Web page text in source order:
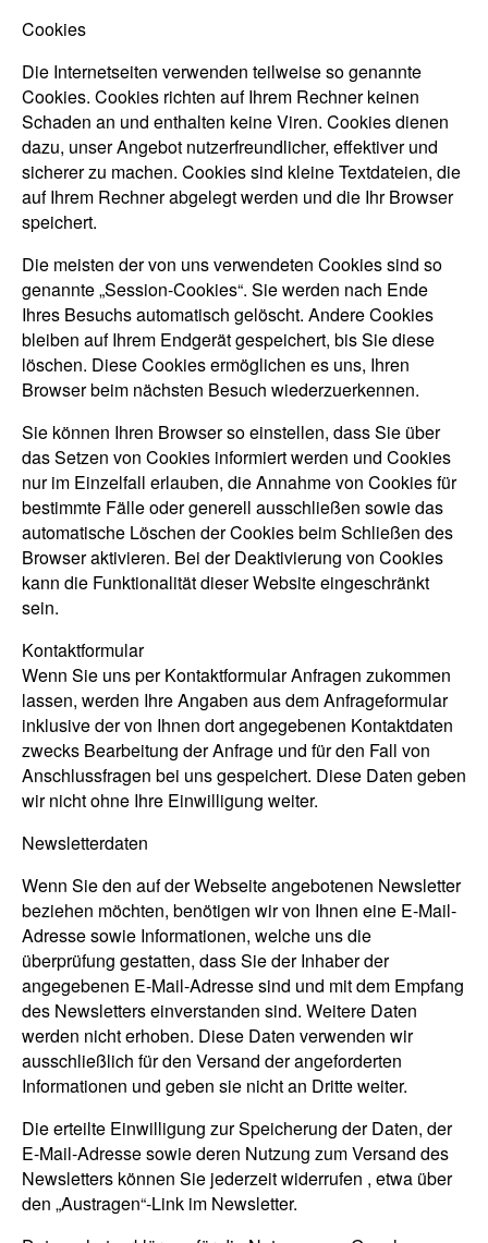
Cookies
Die Internetseiten verwenden teilweise so genannte
Cookies. Cookies richten auf Ihrem Rechner keinen
Schaden an und enthalten keine Viren. Cookies dienen
dazu, unser Angebot nutzerfreundlicher, effektiver und
sicherer zu machen. Cookies sind kleine Textdateien, die
auf Ihrem Rechner abgelegt werden und die Ihr Browser
speichert.
Die meisten der von uns verwendeten Cookies sind so
genannte „Session-Cookies“. Sie werden nach Ende
Ihres Besuchs automatisch gelöscht. Andere Cookies
bleiben auf Ihrem Endgerät gespeichert, bis Sie diese
löschen. Diese Cookies ermöglichen es uns, Ihren
Browser beim nächsten Besuch wiederzuerkennen.
Sie können Ihren Browser so einstellen, dass Sie über
das Setzen von Cookies informiert werden und Cookies
nur im Einzelfall erlauben, die Annahme von Cookies für
bestimmte Fälle oder generell ausschließen sowie das
automatische Löschen der Cookies beim Schließen des
Browser aktivieren. Bei der Deaktivierung von Cookies
kann die Funktionalität dieser Website eingeschränkt
sein.
Kontaktformular
Wenn Sie uns per Kontaktformular Anfragen zukommen
lassen, werden Ihre Angaben aus dem Anfrageformular
inklusive der von Ihnen dort angegebenen Kontaktdaten
zwecks Bearbeitung der Anfrage und für den Fall von
Anschlussfragen bei uns gespeichert. Diese Daten geben
wir nicht ohne Ihre Einwilligung weiter.
Newsletterdaten
Wenn Sie den auf der Webseite angebotenen Newsletter
beziehen möchten, benötigen wir von Ihnen eine E-Mail-
Adresse sowie Informationen, welche uns die
überprüfung gestatten, dass Sie der Inhaber der
angegebenen E-Mail-Adresse sind und mit dem Empfang
des Newsletters einverstanden sind. Weitere Daten
werden nicht erhoben. Diese Daten verwenden wir
ausschließlich für den Versand der angeforderten
Informationen und geben sie nicht an Dritte weiter.
Die erteilte Einwilligung zur Speicherung der Daten, der
E-Mail-Adresse sowie deren Nutzung zum Versand des
Newsletters können Sie jederzeit widerrufen , etwa über
den „Austragen“-Link im Newsletter.